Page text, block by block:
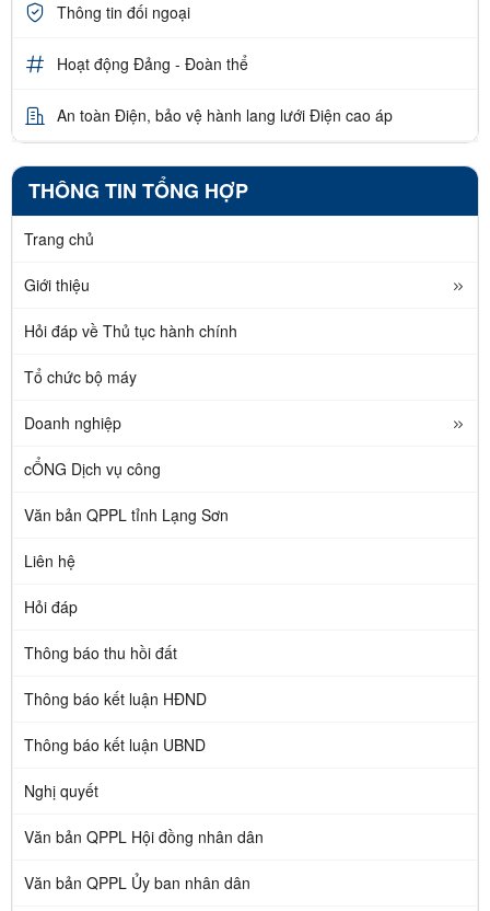
Thông tin đối ngoại
Hoạt động Đảng - Đoàn thể
An toàn Điện, bảo vệ hành lang lưới Điện cao áp
THÔNG TIN TỔNG HỢP
Trang chủ
Giới thiệu
Hỏi đáp về Thủ tục hành chính
Tổ chức bộ máy
Doanh nghiệp
cỔNG Dịch vụ công
Văn bản QPPL tỉnh Lạng Sơn
Liên hệ
Hỏi đáp
Thông báo thu hồi đất
Thông báo kết luận HĐND
Thông báo kết luận UBND
Nghị quyết
Văn bản QPPL Hội đồng nhân dân
Văn bản QPPL Ủy ban nhân dân